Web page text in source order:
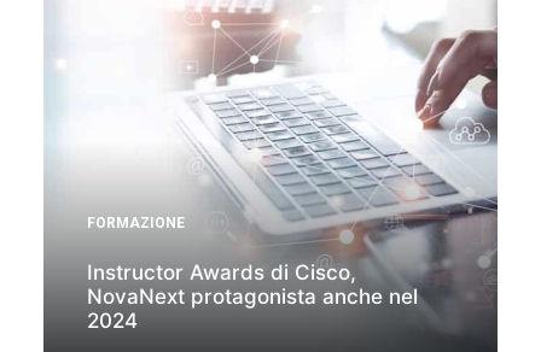
FORMAZIONE
Instructor Awards di Cisco,
NovaNext protagonista anche nel
2024